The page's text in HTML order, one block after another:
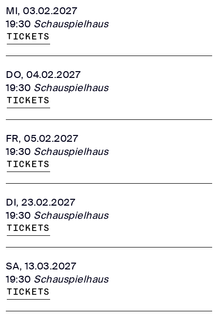
MI, 03.02.2027
19:30 Schauspielhaus
Tickets
DO, 04.02.2027
19:30 Schauspielhaus
Tickets
FR, 05.02.2027
19:30 Schauspielhaus
Tickets
DI, 23.02.2027
19:30 Schauspielhaus
Tickets
SA, 13.03.2027
19:30 Schauspielhaus
Tickets